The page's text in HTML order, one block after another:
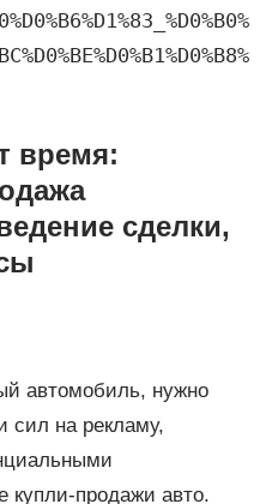
время:
сделки,
автомобиль, нужно
сил на рекламу,
купли-продажи авто.